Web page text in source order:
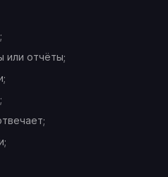
или отчёты;